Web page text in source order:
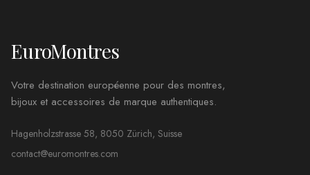
EuroMontres
Votre destination européenne pour des montres,
bijoux et accessoires de marque authentiques.
Hagenholzstrasse 58, 8050 Zürich, Suisse
contact@euromontres.com